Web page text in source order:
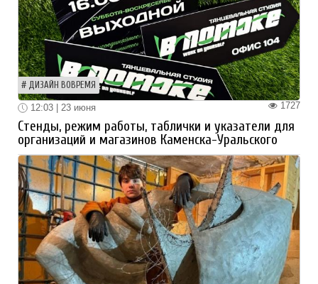
ДИЗАЙН ВОВРЕМЯ
1727
12:03 | 23 июня
Стенды, режим работы, таблички и указатели для
организаций и магазинов Каменска-Уральского